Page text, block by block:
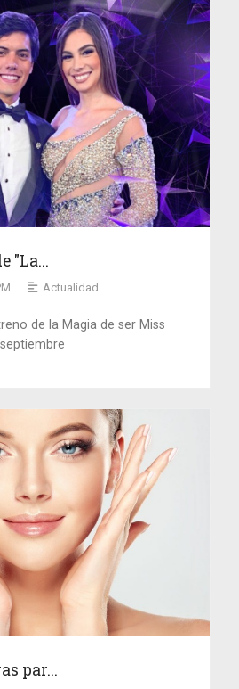
"La...
Actualidad
de la Magia de ser Miss
par...